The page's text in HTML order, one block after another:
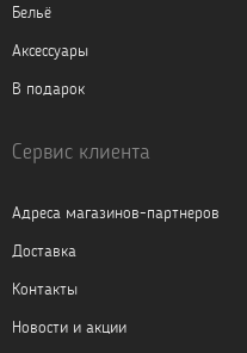
Бельё
Аксессуары
В подарок
Сервис клиента
Адреса магазинов-партнеров
Доставка
Контакты
Новости и акции